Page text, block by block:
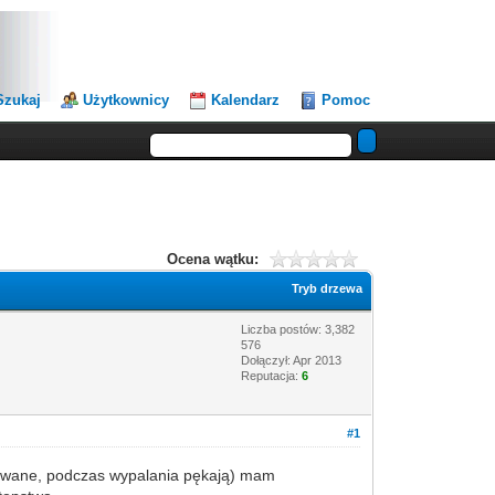
Użytkownicy Kalendarz Pomoc
Ocena wątku:
Tryb drzewa
Liczba postów: 3,382
576
Dołączył: Apr 2013
Reputacja:6
#1
podczas wypalania pękają) mam